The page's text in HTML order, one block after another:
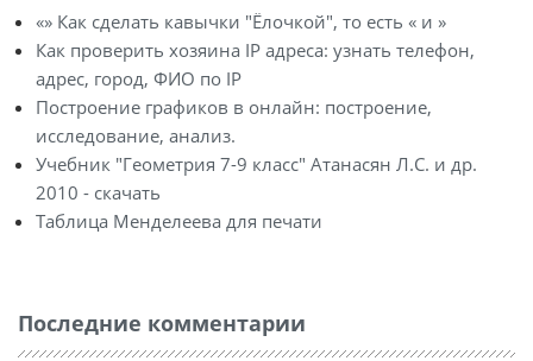
«» Как сделать кавычки "Ёлочкой", то есть « и »
Как проверить хозяина IP адреса: узнать телефон,
адрес, город, ФИО по IP
Построение графиков в онлайн: построение,
исследование, анализ.
Учебник "Геометрия 7-9 класс" Атанасян Л.С. и др.
2010 - скачать
Таблица Менделеева для печати
Последние комментарии